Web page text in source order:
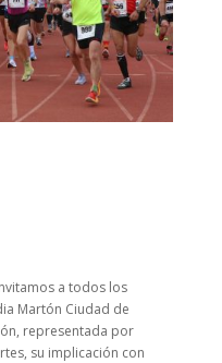
a todos los
Martón Ciudad de
representada por
su implicación con